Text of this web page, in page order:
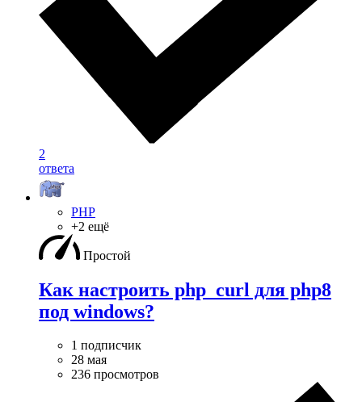
2
ответа
PHP
+2 ещё
Простой
Как настроить php_curl для php8
под windows?
1 подписчик
28 мая
236 просмотров